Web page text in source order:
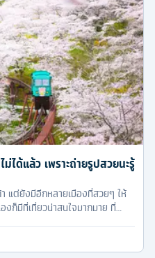
ได้แล้ว เพราะถ่ายรูปสวยนะรู้
แต่ยังมีอีกหลายเมืองที่สวยๆ ให้
องก็มีที่เที่ยวน่าสนใจมากมาย ที่